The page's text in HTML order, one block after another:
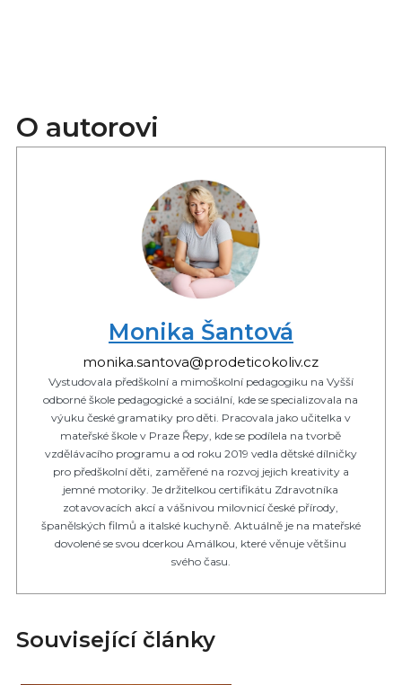
O autorovi
Monika Šantová
monika.santova@prodeticokoliv.cz
Vystudovala předškolní a mimoškolní pedagogiku na Vyšší
odborné škole pedagogické a sociální, kde se specializovala na
výuku české gramatiky pro děti. Pracovala jako učitelka v
mateřské škole v Praze Řepy, kde se podílela na tvorbě
vzdělávacího programu a od roku 2019 vedla dětské dílničky
pro předškolní děti, zaměřené na rozvoj jejich kreativity a
jemné motoriky. Je držitelkou certifikátu Zdravotníka
zotavovacích akcí a vášnivou milovnicí české přírody,
španělských filmů a italské kuchyně. Aktuálně je na mateřské
dovolené se svou dcerkou Amálkou, které věnuje většinu
svého času.
Související články